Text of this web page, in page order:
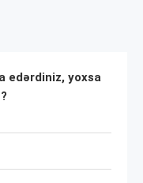
edərdiniz, yoxsa